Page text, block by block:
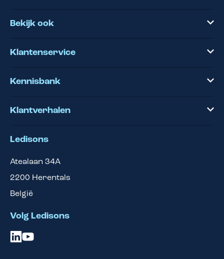
Bekijk ook
Klantenservice
Kennisbank
Klantverhalen
Ledisons
Atealaan 34A
2200 Herentals
België
Volg Ledisons